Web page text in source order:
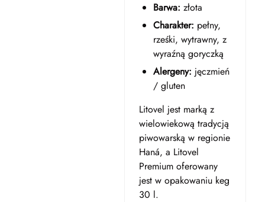
Barwa: złota
Charakter: pełny,
rześki, wytrawny, z
wyraźną goryczką
Alergeny: jęczmień
/ gluten
Litovel jest marką z
wielowiekową tradycją
piwowarską w regionie
Haná, a Litovel
Premium oferowany
jest w opakowaniu keg
30 l.